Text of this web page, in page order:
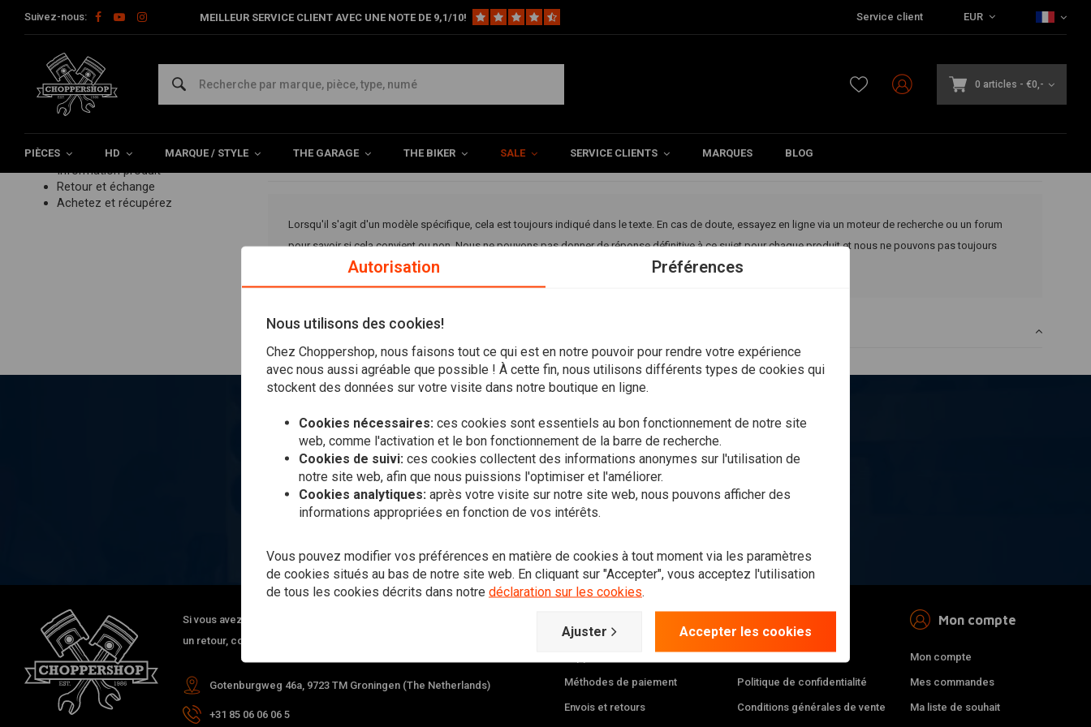
Suivez-nous: MEILLEUR SERVICE CLIENT AVEC UNE NOTE DE 9,1/10! Service client EUR
0 articles - €0,-
PIÈCES HD MARQUE / STYLE THE GARAGE THE BIKER SALE SERVICE CLIENTS MARQUES BLOG
Home Service Clients Information produit Montage moto
Service client
FAQ questions fréquemment
posées
Paiements
Livraison
Information produit
Retour et échange
Achetez et récupérez
Montage moto
Lorsqu'il s'agit d'un modèle spécifique, cela est toujours indiqué dans le texte. En cas de doute, essayez en ligne via un moteur de recherche ou un forum
pour savoir si cela convient ou non. Nous ne pouvons pas donner de réponse définitive à ce sujet pour chaque produit et nous ne pouvons pas toujours
obtenir les informations correctes de notre fournisseur.
Niveau de finition des produits
Vous voulez vous tenir au courant ?
S'abonner
Si vous avez la moindre question quant à votre commande, aux délais ou à
un retour, contactez-nous via les moyens suivants.
Gotenburgweg 46a, 9723 TM Groningen (The Netherlands)
+31 85 06 06 06 5
Méthodes de paiement
Envois et retours
Politique de confidentialité
Conditions générales de vente
Mon compte
Mon compte
Mes commandes
Ma liste de souhait
Autorisation Préférences
Nous utilisons des cookies!
Chez Choppershop, nous faisons tout ce qui est en notre pouvoir pour rendre votre expérience
avec nous aussi agréable que possible ! À cette fin, nous utilisons différents types de cookies qui
stockent des données sur votre visite dans notre boutique en ligne.
Cookies nécessaires: ces cookies sont essentiels au bon fonctionnement de notre site
web, comme l'activation et le bon fonctionnement de la barre de recherche.
Cookies de suivi: ces cookies collectent des informations anonymes sur l'utilisation de
notre site web, afin que nous puissions l'optimiser et l'améliorer.
Cookies analytiques: après votre visite sur notre site web, nous pouvons afficher des
informations appropriées en fonction de vos intérêts.
Vous pouvez modifier vos préférences en matière de cookies à tout moment via les paramètres
de cookies situés au bas de notre site web. En cliquant sur "Accepter", vous acceptez l'utilisation
de tous les cookies décrits dans notre déclaration sur les cookies.
Ajuster Accepter les cookies